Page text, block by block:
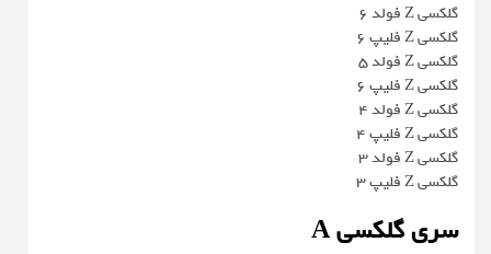
گلکسی Z فولد 6
گلکسی Z فلیپ 6
گلکسی Z فولد 5
گلکسی Z فلیپ 6
گلکسی Z فولد 4
گلکسی Z فلیپ 4
گلکسی Z فولد 3
گلکسی Z فلیپ 3
سری گلکسی A